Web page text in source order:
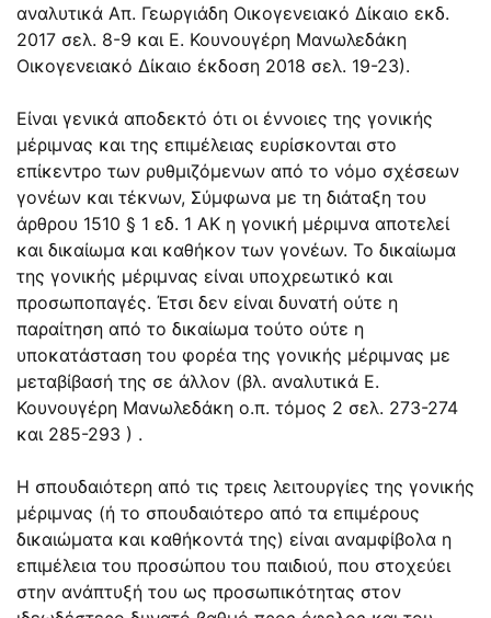
αναλυτικά Απ. Γεωργιάδη Οικογενειακό Δίκαιο εκδ.
2017 σελ. 8-9 και Ε. Κουνουγέρη Μανωλεδάκη
Οικογενειακό Δίκαιο έκδοση 2018 σελ. 19-23).
Είναι γενικά αποδεκτό ότι οι έννοιες της γονικής
μέριμνας και της επιμέλειας ευρίσκονται στο
επίκεντρο των ρυθμιζόμενων από το νόμο σχέσεων
γονέων και τέκνων, Σύμφωνα με τη διάταξη του
άρθρου 1510 § 1 εδ. 1 ΑΚ η γονική μέριμνα αποτελεί
και δικαίωμα και καθήκον των γονέων. Το δικαίωμα
της γονικής μέριμνας είναι υποχρεωτικό και
προσωποπαγές. Έτσι δεν είναι δυνατή ούτε η
παραίτηση από το δικαίωμα τούτο ούτε η
υποκατάσταση του φορέα της γονικής μέριμνας με
μεταβίβασή της σε άλλον (βλ. αναλυτικά Ε.
Κουνουγέρη Μανωλεδάκη ο.π. τόμος 2 σελ. 273-274
και 285-293 ) .
Η σπουδαιότερη από τις τρεις λειτουργίες της γονικής
μέριμνας (ή το σπουδαιότερο από τα επιμέρους
δικαιώματα και καθήκοντά της) είναι αναμφίβολα η
επιμέλεια του προσώπου του παιδιού, που στοχεύει
στην ανάπτυξή του ως προσωπικότητας στον